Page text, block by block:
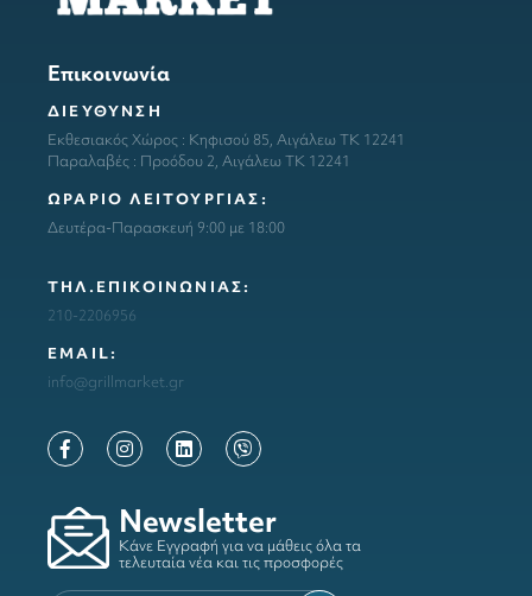
Επικοινωνία
ΔΙΕΥΘΥΝΣΗ
Εκθεσιακός Χώρος : Κηφισού 85, Αιγάλεω ΤΚ 12241
Παραλαβές : Προόδου 2, Αιγάλεω ΤΚ 12241
ΩΡΑΡΙΟ ΛΕΙΤΟΥΡΓΙΑΣ:
Δευτέρα-Παρασκευή 9:00 με 18:00
ΤΗΛ.ΕΠΙΚΟΙΝΩΝΙΑΣ:
210-2206956
ΕΜΑΙL:
info@grillmarket.gr
Newsletter
Κάνε Εγγραφή για να μάθεις όλα τα
τελευταία νέα και τις προσφορές